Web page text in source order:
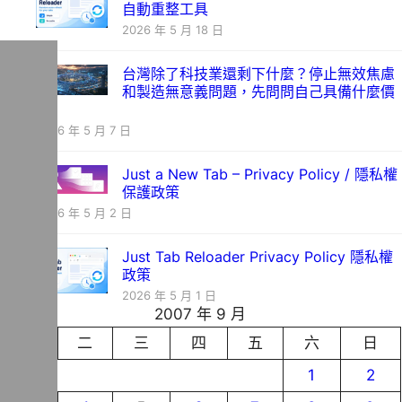
自動重整工具
2026 年 5 月 18 日
台灣除了科技業還剩下什麼？停止無效焦慮
和製造無意義問題，先問問自己具備什麼價
2026 年 5 月 7 日
Just a New Tab – Privacy Policy / 隱私權
保護政策
2026 年 5 月 2 日
Just Tab Reloader Privacy Policy 隱私權
政策
2026 年 5 月 1 日
2007 年 9 月
二 三 四 五 六
日
1
2